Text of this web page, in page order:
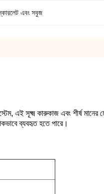
এবং সবুজ
এই সূক্ষ্ম কারুকাজ এবং শীর্ষ মানের
ব্যবহৃত হতে পারে।